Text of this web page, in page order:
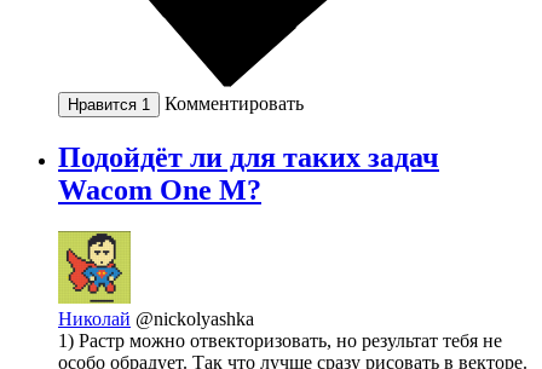
Нравится 1 Комментировать
Подойдёт ли для таких задач
Wacom One M?
Николай @nickolyashka
1) Растр можно отвекторизовать, но результат тебя не
особо обрадует. Так что лучше сразу рисовать в векторе.